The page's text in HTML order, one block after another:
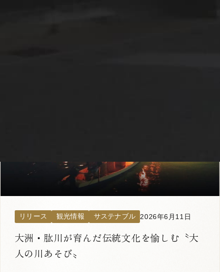
リリース 観光情報 サステナブル 2026年6月11日
大洲・肱川が育んだ伝統文化を愉しむ〝大
人の川あそび〟